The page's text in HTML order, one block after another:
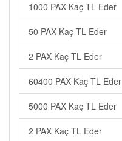
1000 PAX Kaç TL Eder
50 PAX Kaç TL Eder
2 PAX Kaç TL Eder
60400 PAX Kaç TL Eder
5000 PAX Kaç TL Eder
2 PAX Kaç TL Eder